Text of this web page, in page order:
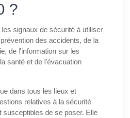
?
signaux de sécurité à utiliser
des accidents, de la
de l'information sur les
santé et de l'évacuation
dans tous les lieux et
relatives à la sécurité
susceptibles de se poser. Elle